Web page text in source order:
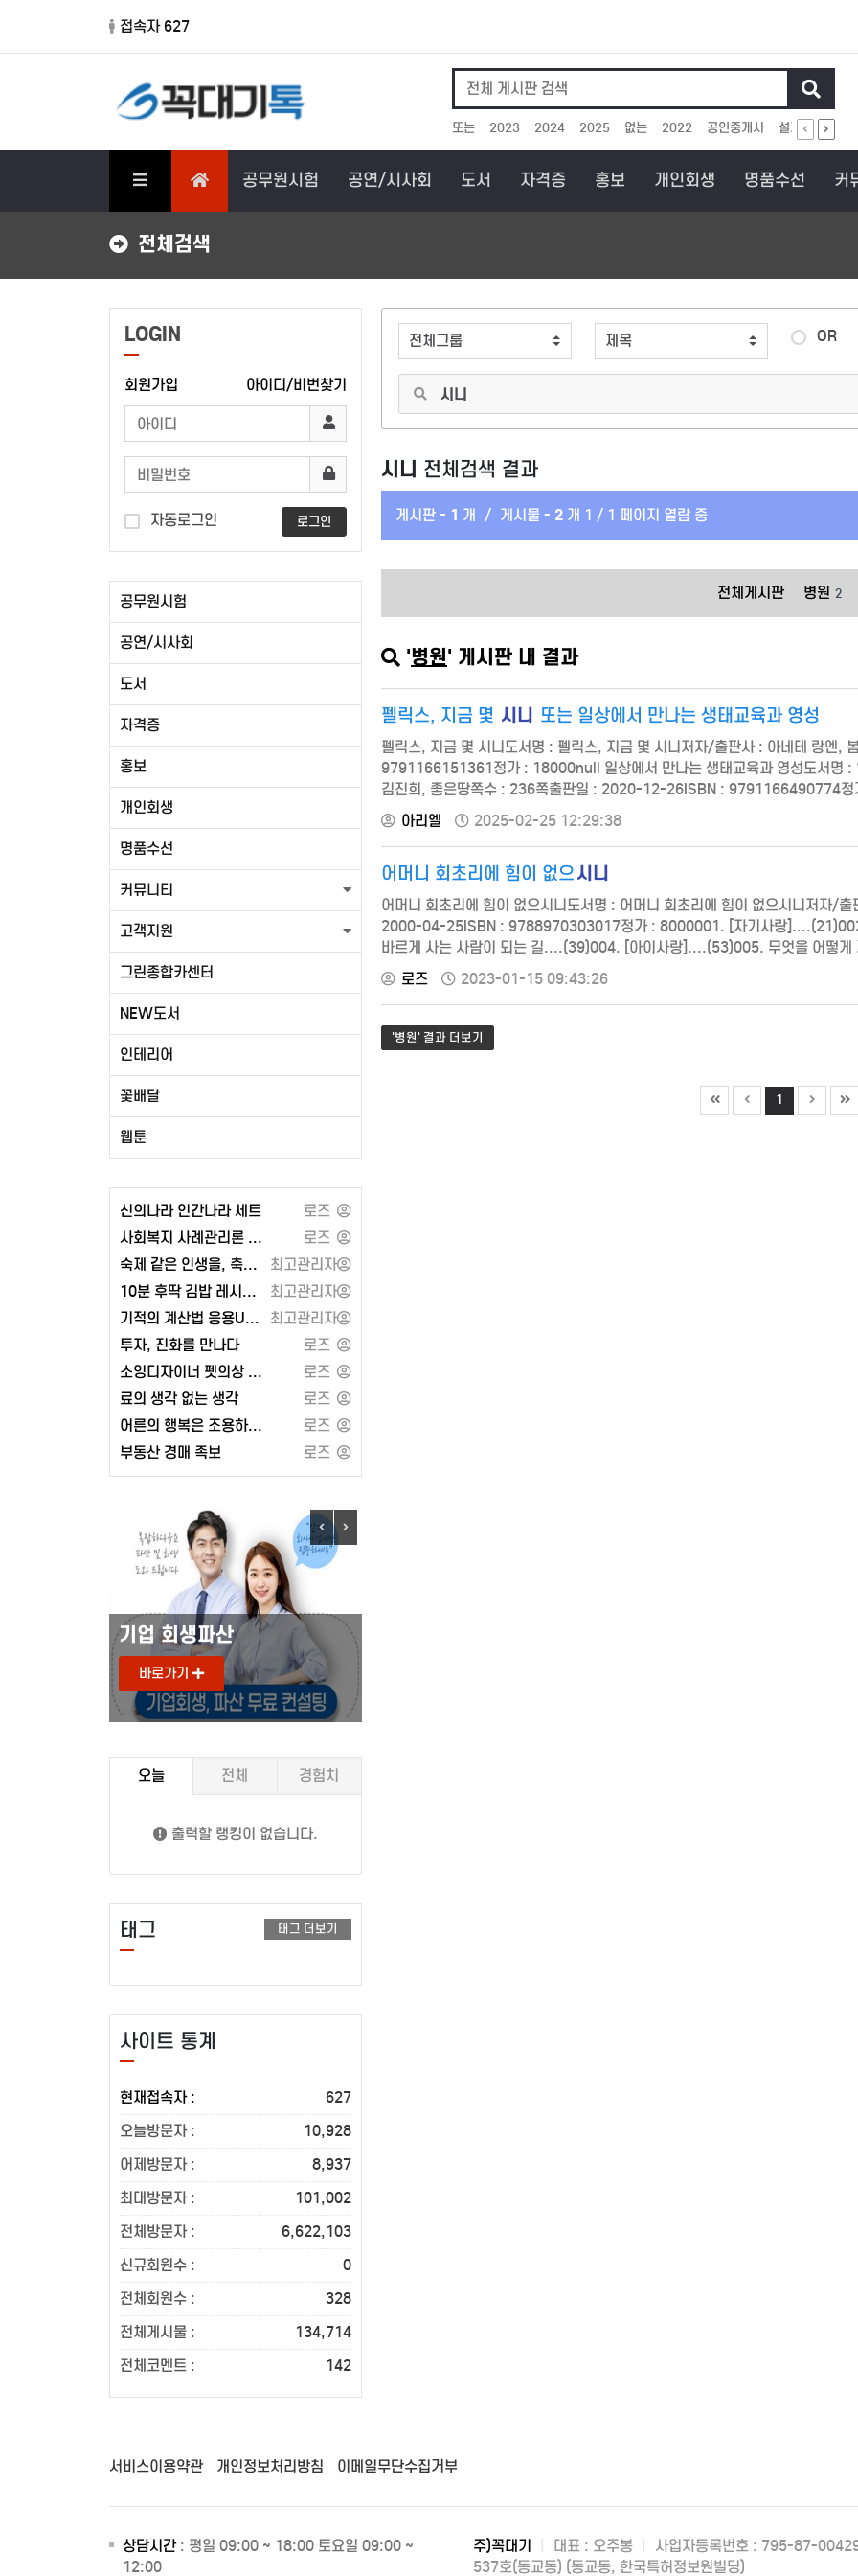
접속자 627
인기검색어
또는 2023 2024 2025 없는 2022 공인중개사 설계 아이에게
공무원시험 공연/시사회 도서 자격증 홍보 개인회생 명품수선 커
전체검색
LOGIN
회원가입 아이디/비번찾기
자동로그인 로그인
공무원시험
공연/시사회
도서
자격증
홍보
개인회생
명품수선
커뮤니티
고객지원
그린종합카센터
NEW도서
인테리어
꽃배달
웹툰
신의나라 인간나라 세트
로즈
사회복지 사례관리론 - 공동체
로즈
숙제 같은 인생을, 축제 같은 인생으로 또는 각자도생의 세계와 지정학
최고관리자
10분 후딱 김밥 레시피 100 또는 2024 켈리 지텔프 G-POINT 33: 문법편
최고관리자
기적의 계산법 응용UP 1학년 세트 또는 유대인의 상술
최고관리자
투자, 진화를 만나다
로즈
소잉디자이너 펫의상 강아지 옷 만들기 - 경춘사
로즈
료의 생각 없는 생각
로즈
어른의 행복은 조용하다 (페이지2북스)
로즈
부동산 경매 족보
로즈
기업 회생파산
바로가기
오늘 전체 경험치
출력할 랭킹이 없습니다.
태그 태그 더보기
사이트 통계
현재접속자 :
627
오늘방문자 :
10,928
어제방문자 :
8,937
최대방문자 :
101,002
전체방문자 :
6,622,103
신규회원수 :
0
전체회원수 :
328
전체게시물 :
134,714
전체코멘트 :
142
OR
시니 전체검색 결과
게시판 - 1 개 / 게시물 - 2 개 1 / 1 페이지 열람 중
전체게시판 병원 2
'병원' 게시판 내 결과
펠릭스, 지금 몇 시니 또는 일상에서 만나는 생태교육과 영성
펠릭스, 지금 몇 시니도서명 : 펠릭스, 지금 몇 시니저자/출판사 : 아네테 랑
9791166151361정가 : 18000null 일상에서 만나는 생태교육과 영성도서명 :
김진희, 좋은땅쪽수 : 236쪽출판일 : 2020-12-26ISBN : 9791166490774
장인정신과 그리스도인 3. 열정 있는 자는 삶을 포기하지 않는다 4. 삶의 근…
아리엘 2025-02-25 12:29:38
어머니 회초리에 힘이 없으시니
어머니 회초리에 힘이 없으시니도서명 : 어머니 회초리에 힘이 없으시니저자/
2000-04-25ISBN : 9788970303017정가 : 8000001. [자기사랑
바르게 사는 사람이 되는 길....(39)004. [아이사랑]....(53)005. 무엇을 어떻
[부모사랑]....(99)008. 효도는 어떻게 하는 것인가..…
로즈 2023-01-15 09:43:26
'병원' 결과 더보기
1
서비스이용약관 개인정보처리방침 이메일무단수집거부
상담시간: 평일 09:00 ~ 18:00 토요일 09:00 ~
12:00
주)꼭대기 대표 : 오주봉 사업자등록번호 : 795-87-
537호(동교동) (동교동, 한국특허정보원빌딩)